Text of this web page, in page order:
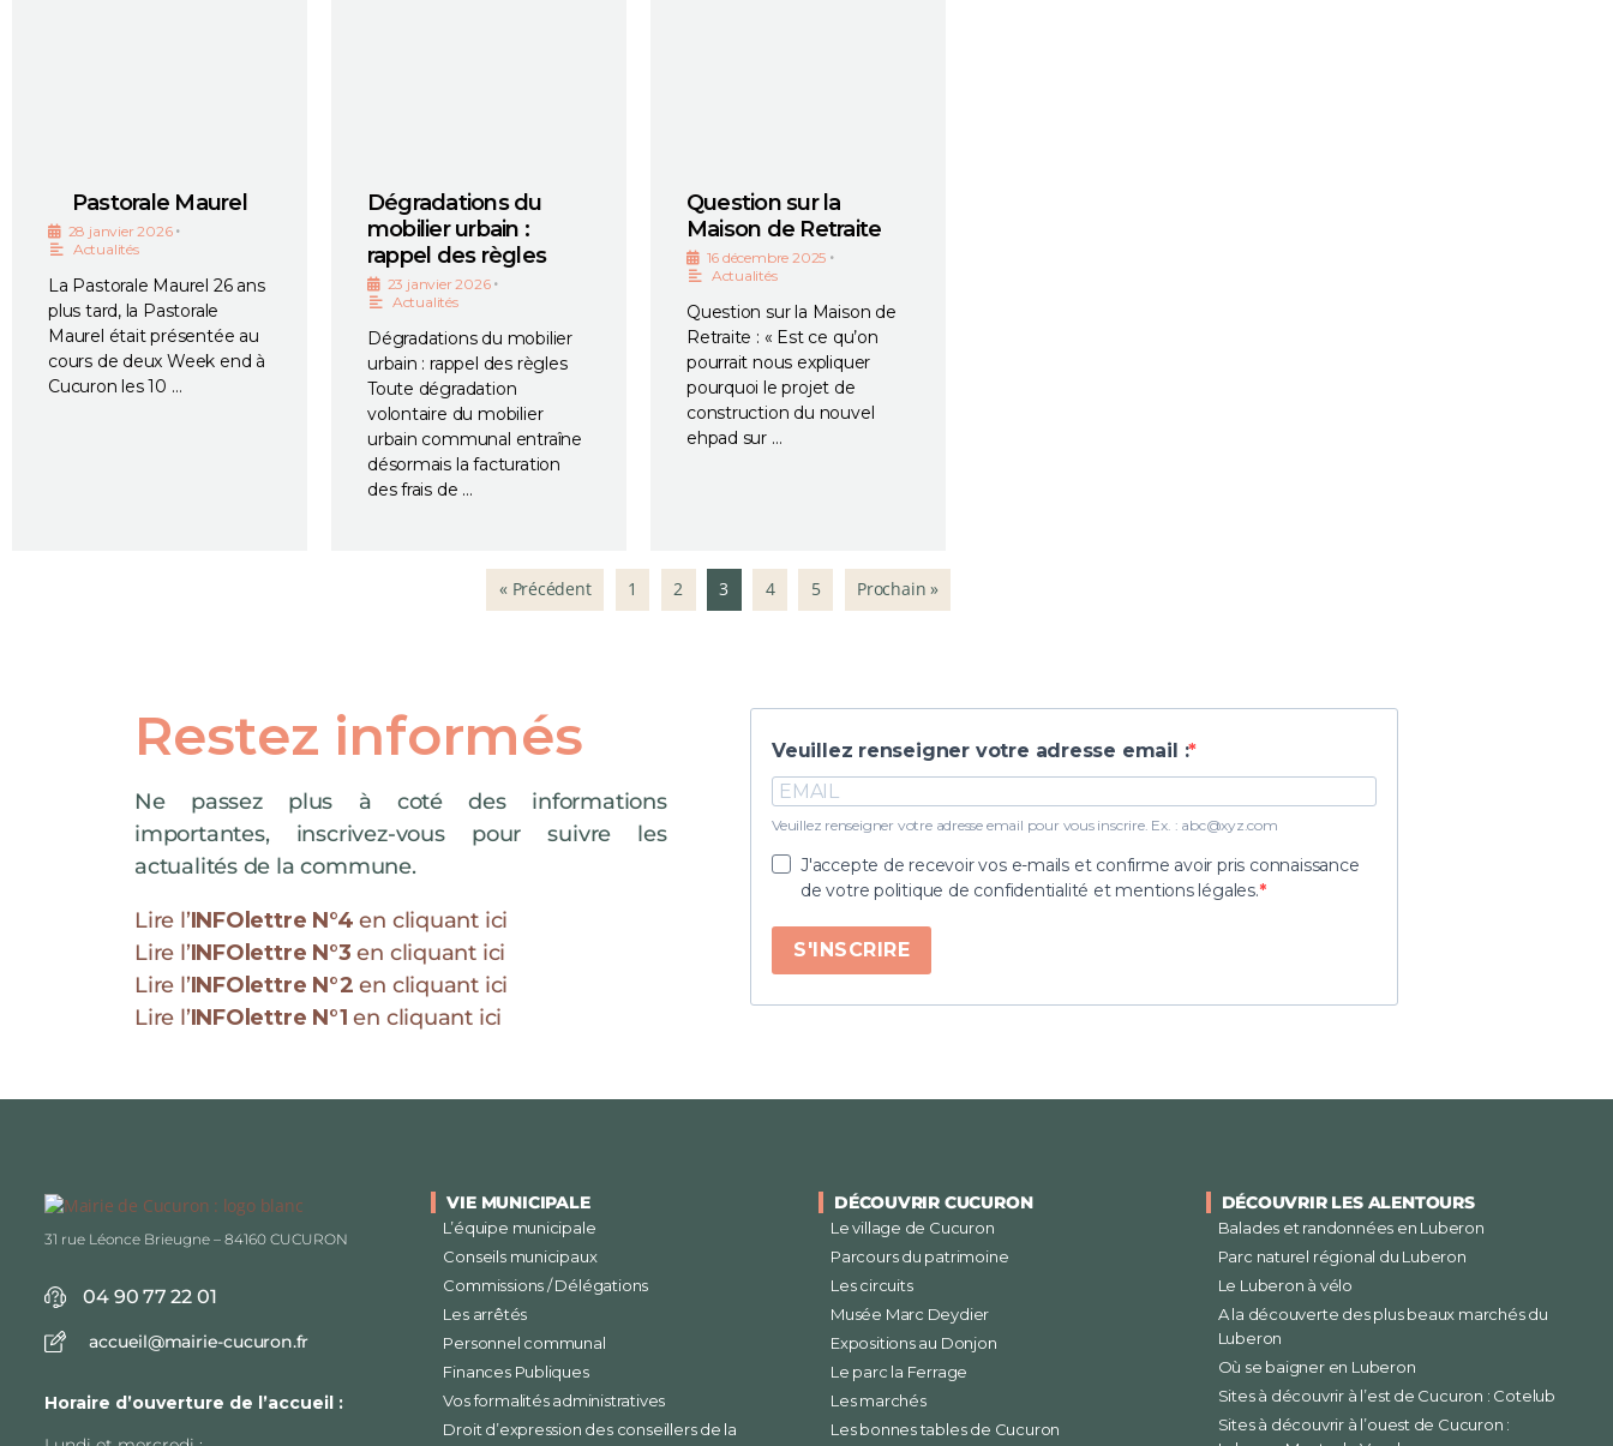
Pastorale Maurel
28 janvier 2026 •
Actualités
La Pastorale Maurel 26 ans
plus tard, la Pastorale
Maurel était présentée au
cours de deux Week end à
Cucuron les 10 …
Dégradations du
mobilier urbain :
rappel des règles
23 janvier 2026 •
Actualités
Dégradations du mobilier
urbain : rappel des règles
Toute dégradation
volontaire du mobilier
urbain communal entraîne
désormais la facturation
des frais de …
Question sur la
Maison de Retraite
16 décembre 2025 •
Actualités
Question sur la Maison de
Retraite : « Est ce qu’on
pourrait nous expliquer
pourquoi le projet de
construction du nouvel
ehpad sur …
« Précédent 1 2 3 4 5 Prochain »
Restez informés
Ne passez plus à coté des informations
importantes, inscrivez-vous pour suivre les
actualités de la commune.
Lire l’INFOlettre N°4 en cliquant ici
Lire l’INFOlettre N°3 en cliquant ici
Lire l’INFOlettre N°2 en cliquant ici
Lire l’INFOlettre N°1 en cliquant ici
Veuillez renseigner votre adresse email :
Veuillez renseigner votre adresse email pour vous inscrire. Ex. : abc@xyz.com
J'accepte de recevoir vos e-mails et confirme avoir pris connaissance
de votre politique de confidentialité et mentions légales.
S'INSCRIRE
31 rue Léonce Brieugne – 84160 CUCURON
04 90 77 22 01
accueil@mairie-cucuron.fr
Horaire d’ouverture de l’accueil :
VIE MUNICIPALE
L’équipe municipale
Conseils municipaux
Commissions / Délégations
Les arrêtés
Personnel communal
Finances Publiques
Vos formalités administratives
Droit d’expression des conseillers de la
DÉCOUVRIR CUCURON
Le village de Cucuron
Parcours du patrimoine
Les circuits
Musée Marc Deydier
Expositions au Donjon
Le parc la Ferrage
Les marchés
Les bonnes tables de Cucuron
DÉCOUVRIR LES ALENTOURS
Balades et randonnées en Luberon
Parc naturel régional du Luberon
Le Luberon à vélo
A la découverte des plus beaux marchés du
Luberon
Où se baigner en Luberon
Sites à découvrir à l’est de Cucuron : Cotelub
Sites à découvrir à l’ouest de Cucuron :